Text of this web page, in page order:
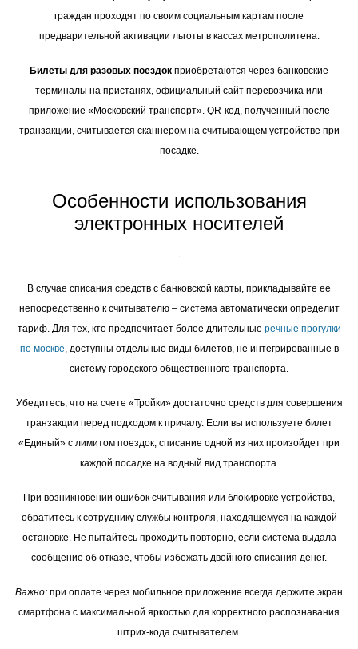
граждан проходят по своим социальным картам после
предварительной активации льготы в кассах метрополитена.
Билеты для разовых поездок приобретаются через банковские
терминалы на пристанях, официальный сайт перевозчика или
приложение «Московский транспорт». QR-код, полученный после
транзакции, считывается сканнером на считывающем устройстве при
посадке.
Особенности использования
электронных носителей
В случае списания средств с банковской карты, прикладывайте ее
непосредственно к считывателю – система автоматически определит
тариф. Для тех, кто предпочитает более длительные речные прогулки
по москве, доступны отдельные виды билетов, не интегрированные в
систему городского общественного транспорта.
Убедитесь, что на счете «Тройки» достаточно средств для совершения
транзакции перед подходом к причалу. Если вы используете билет
«Единый» с лимитом поездок, списание одной из них произойдет при
каждой посадке на водный вид транспорта.
При возникновении ошибок считывания или блокировке устройства,
обратитесь к сотруднику службы контроля, находящемуся на каждой
остановке. Не пытайтесь проходить повторно, если система выдала
сообщение об отказе, чтобы избежать двойного списания денег.
Важно: при оплате через мобильное приложение всегда держите экран
смартфона с максимальной яркостью для корректного распознавания
штрих-кода считывателем.